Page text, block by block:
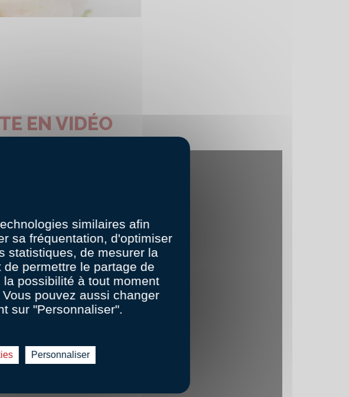
EN VIDÉO
similaires afin
sa fréquentation, d'optimiser
statistiques, de mesurer la
permettre le partage de
possibilité à tout moment
pouvez aussi changer
sur "Personnaliser".
Personnaliser